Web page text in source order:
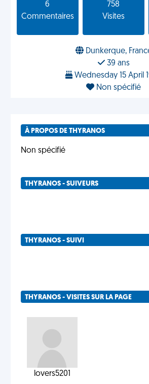
6
Commentaires
758
Visites
Dunkerque,
39 ans
Wednesday 15 April
Non spécifié
À PROPOS DE THYRANOS
Non spécifié
THYRANOS - SUIVEURS
THYRANOS - SUIVI
THYRANOS - VISITES SUR LA PAGE
lovers5201